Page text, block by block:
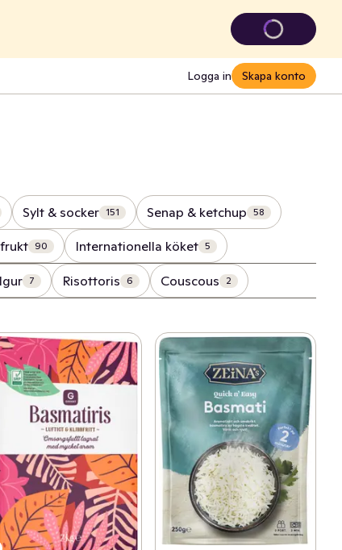
Logga in Skapa konto
Sylt & socker 151 Senap & ketchup 58
90 Internationella köket 5
7 Risottoris 6 Couscous 2